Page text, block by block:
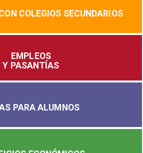
COLEGIOS SECUNDARIOS
EMPLEOS
Y PASANTÍAS
PARA ALUMNOS